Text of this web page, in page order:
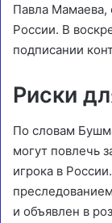
Павла Мамаева,
России. В
подписании
Риски
По словам
могут повлечь
игрока в
и объявлен в